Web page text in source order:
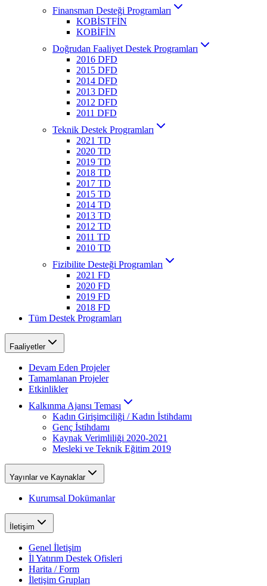
Finansman Desteği Programları
KOBİSTFİN
KOBİFİN
Doğrudan Faaliyet Destek Programları
2016 DFD
2015 DFD
2014 DFD
2013 DFD
2012 DFD
2011 DFD
Teknik Destek Programları
2021 TD
2020 TD
2019 TD
2018 TD
2017 TD
2015 TD
2014 TD
2013 TD
2012 TD
2011 TD
2010 TD
Fizibilite Desteği Programları
2021 FD
2020 FD
2019 FD
2018 FD
Tüm Destek Programları
Faaliyetler
Devam Eden Projeler
Tamamlanan Projeler
Etkinlikler
Kalkınma Ajansı Teması
Kadın Girişimciliği / Kadın İstihdamı
Genç İstihdamı
Kaynak Verimliliği 2020-2021
Mesleki ve Teknik Eğitim 2019
Yayınlar ve Kaynaklar
Kurumsal Dokümanlar
İletişim
Genel İletişim
İl Yatırım Destek Ofisleri
Harita / Form
İletişim Grupları